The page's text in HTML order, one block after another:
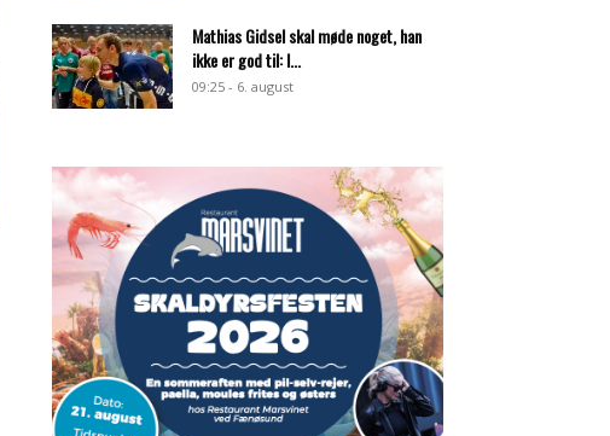
Mathias Gidsel skal møde noget, han
ikke er god til: I...
09:25 - 6. august